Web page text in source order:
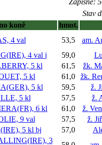
Zápisné:
Stav
koně
hmot.
4 val 53,5
am.
4 val j 59,0
5 kl 61,5
žk.
5 kl 61,0
žk.
5 kl 59,5
ž.
5 kl 57,5
ž.
6 kl 61,0
ž.
9 val 57,5
ž.
5 kl bj 57,0
3